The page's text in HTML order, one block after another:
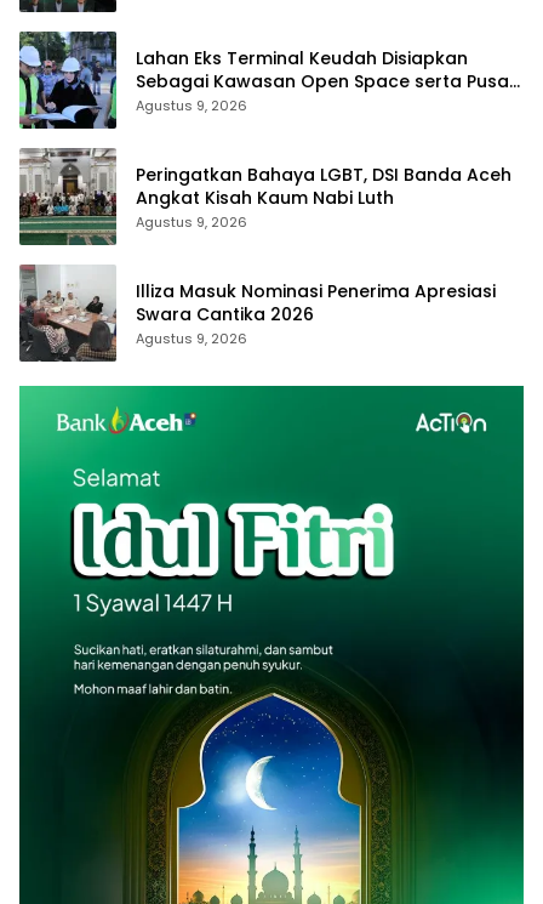
Lahan Eks Terminal Keudah Disiapkan
Sebagai Kawasan Open Space serta Pusat
Bisnis Terintegrasi
Agustus 9, 2026
Peringatkan Bahaya LGBT, DSI Banda Aceh
Angkat Kisah Kaum Nabi Luth
Agustus 9, 2026
Illiza Masuk Nominasi Penerima Apresiasi
Swara Cantika 2026
Agustus 9, 2026